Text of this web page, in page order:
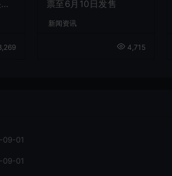
票至6月10日发售
新闻资讯
4,715
01
01